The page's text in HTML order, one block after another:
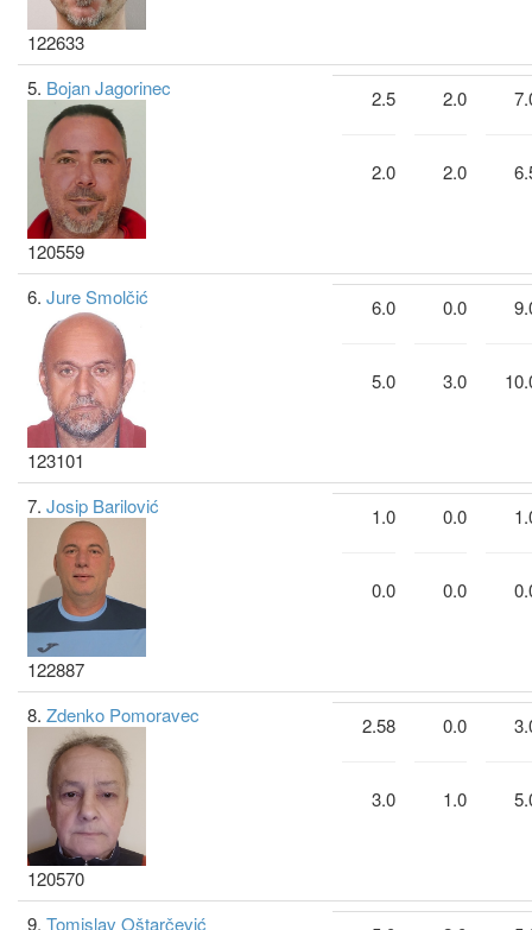
122633
5. Bojan Jagorinec
120559
2.5
2.0
2.0
2.0
6. Jure Smolčić
123101
6.0
5.0
0.0
3.0
7. Josip Barilović
122887
1.0
0.0
0.0
0.0
8. Zdenko Pomoravec
120570
2.58
3.0
0.0
1.0
9. Tomislav Oštarčević